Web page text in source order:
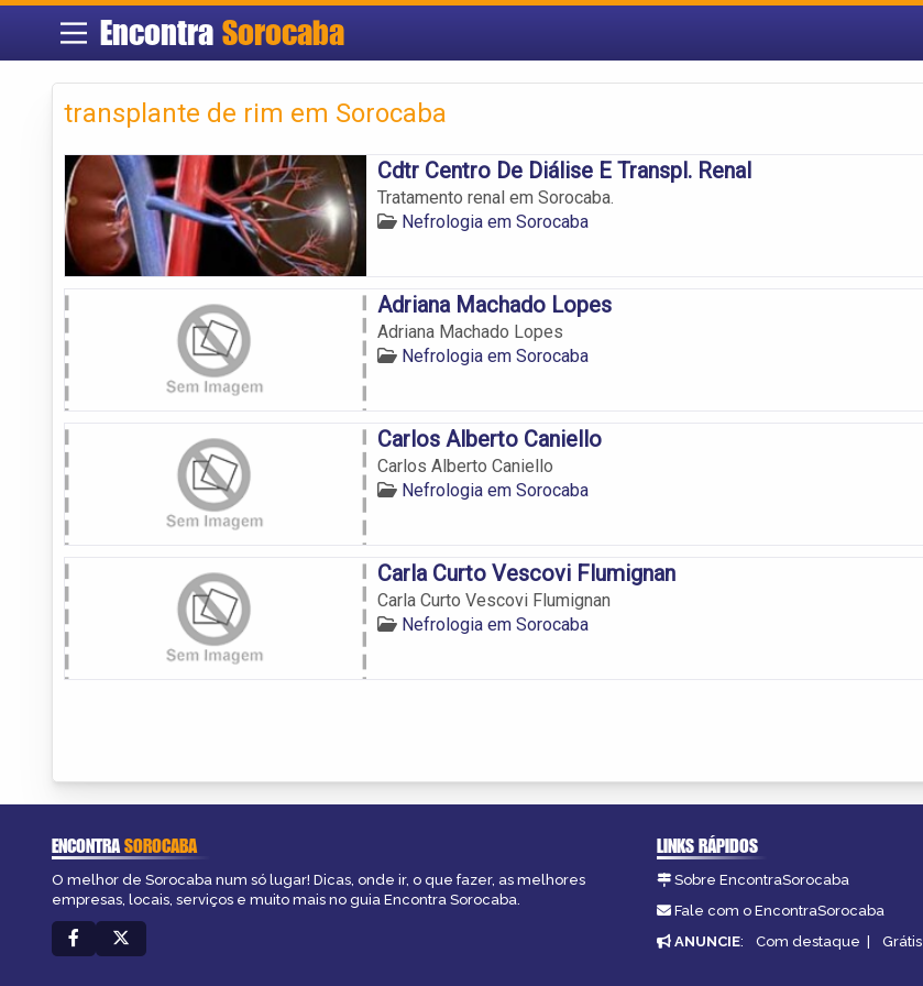
Encontra Sorocaba
transplante de rim em Sorocaba
Cdtr Centro De Diálise E Transpl. Renal
Tratamento renal em Sorocaba.
Nefrologia em Sorocaba
Adriana Machado Lopes
Adriana Machado Lopes
Nefrologia em Sorocaba
Carlos Alberto Caniello
Carlos Alberto Caniello
Nefrologia em Sorocaba
Carla Curto Vescovi Flumignan
Carla Curto Vescovi Flumignan
Nefrologia em Sorocaba
ENCONTRASOROCABA
O melhor de Sorocaba num só lugar! Dicas, onde ir, o que fazer, as melhores
empresas, locais, serviços e muito mais no guia Encontra Sorocaba.
LINKS RÁPIDOS
Sobre EncontraSorocaba
Fale com o EncontraSorocaba
ANUNCIE: Com destaque | Grátis